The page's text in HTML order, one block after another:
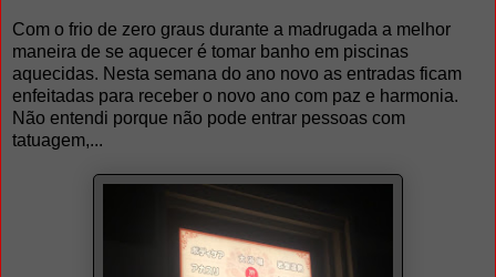
Com o frio de zero graus durante a madrugada a melhor
maneira de se aquecer é tomar banho em piscinas
aquecidas. Nesta semana do ano novo as entradas ficam
enfeitadas para receber o novo ano com paz e harmonia.
Não entendi porque não pode entrar pessoas com
tatuagem,...